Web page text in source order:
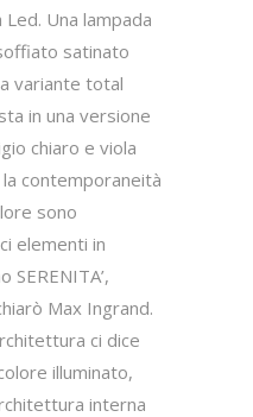
Una lampada
satinato
variante total
in una versione
chiaro e viola
contemporaneità
sono
elementi in
SERENITA’,
Max Ingrand.
ci dice
illuminato,
interna